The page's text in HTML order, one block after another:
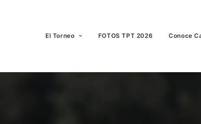
El Torneo FOTOS TPT 2026 Conoce